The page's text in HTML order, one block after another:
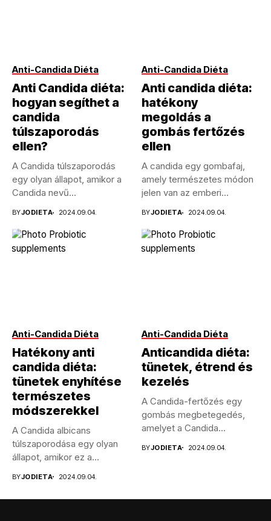
Anti-Candida Diéta
Anti Candida diéta:
hogyan segíthet a
candida
túlszaporodás
ellen?
A Candida túlszaporodás
egy olyan állapot, amikor a
Candida nevű
BYJODIETA 2024.09.04.
Anti-Candida Diéta
Anti candida diéta:
hatékony
megoldás a
gombás fertőzés
ellen
A candida egy gombafaj,
amely természetes módon
jelen van az emberi
BYJODIETA 2024.09.04.
Anti-Candida Diéta
Hatékony anti
candida diéta:
tünetek enyhítése
természetes
módszerekkel
A Candida albicans
túlszaporodása egy olyan
állapot, amikor ez a
BYJODIETA 2024.09.04.
Anti-Candida Diéta
Anticandida diéta:
tünetek, étrend és
kezelés
A Candida-fertőzés egy
gombás megbetegedés,
amelyet a Candida
BYJODIETA 2024.09.04.